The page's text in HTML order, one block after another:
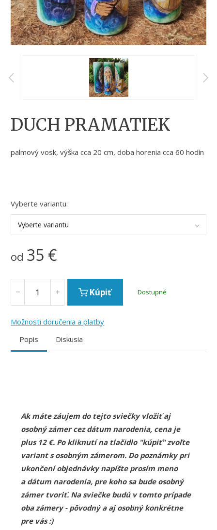
DUCH PRAMATIEK
palmový vosk, výška cca 20 cm, doba horenia cca 60 hodín
Vyberte variantu:
Vyberte variantu
od 35 €
Kúpiť Dostupné
Možnosti doručenia a platby
Popis
Diskusia
Ak máte záujem do tejto sviečky vložiť aj
osobný zámer cez dátum narodenia, cena je
plus 12 €. Po kliknutí na tlačidlo "kúpiť" zvoľte
variant s osobným zámerom. Do poznámky pri
ukončení objednávky napíšte prosím meno
a dátum narodenia, pre koho sa bude osobný
zámer tvoriť. Na sviečke budú v tomto prípade
oba zámery - pôvodný a aj osobný konkrétne
pre vás :)